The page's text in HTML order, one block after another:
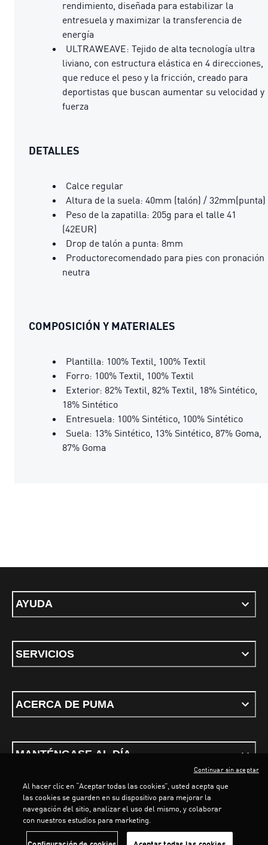
rendimiento, diseñada para estabilizar la
entresuela y maximizar la transferencia de
energía
ULTRAWEAVE: Tejido de alta tecnología ultra
liviano, con estructura elástica en 4 direcciones,
que reduce el peso y la fricción, creado para
deportistas que buscan aumentar su velocidad y
fuerza
DETALLES
Calce regular
Altura de la suela: 40mm (talón) / 32mm(punta)
Peso de la zapatilla: 205g para el talle 41
(42EUR)
Drop de talón a punta: 8mm
Productorecomendado para pies con pronación
neutra
COMPOSICIÓN Y MATERIALES
Plantilla: 100% Textil, 100% Textil
Forro: 100% Textil, 100% Textil
Exterior: 82% Textil, 82% Textil, 18% Sintético,
18% Sintético
Entresuela: 100% Sintético, 100% Sintético
Suela: 13% Sintético, 13% Sintético, 87% Goma,
87% Goma
AYUDA
SERVICIOS
ACERCA DE PUMA
MANTÉNGASE AL DÍA
Términos y CondicionesPolítica de privacidad
Al hacer clic en “Aceptar todas las cookies”, usted acepta que
las cookies se guarden en su dispositivo para mejorar la
navegación del sitio, analizar el uso del mismo, y colaborar
con nuestros estudios para marketing.
Continuar sin aceptar